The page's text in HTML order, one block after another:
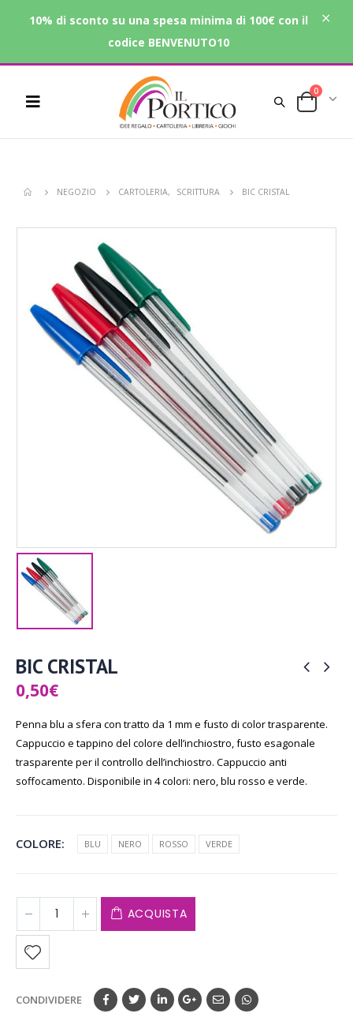
0
NEGOZIO CARTOLERIA, SCRITTURA BIC CRISTAL
BIC CRISTAL
0,50€
Penna blu a sfera con tratto da 1 mm e fusto di color trasparente.
Cappuccio e tappino del colore dell’inchiostro, fusto esagonale
trasparente per il controllo dell’inchiostro. Cappuccio anti
soffocamento. Disponibile in 4 colori: nero, blu rosso e verde.
COLORE BLU NERO ROSSO VERDE
ACQUISTA
CONDIVIDERE
10% di sconto su una spesa minima di 100€ con il
codice BENVENUTO10